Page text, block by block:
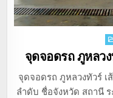
in
จุดจอดรถ ภูหลว
จุดจอดรถ ภูหลวงทัวร์ เ
ลำดับ ชื่อจังหวัด สถานี